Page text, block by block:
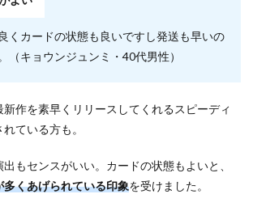
くカードの状態も良いですし発送も早いの
（キョウンジュンミ・40代男性）
作を素早くリリースしてくれるスピーディ
ている方も。
もセンスがいい。カードの状態もよいと、
くあげられている印象を受けました。